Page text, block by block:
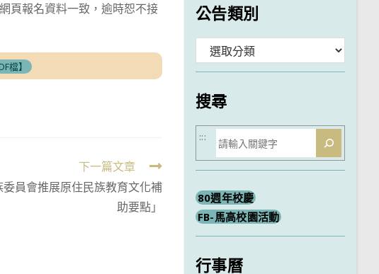
頁報名資料一致，逾時恕不接
檔】
下一篇文章
委員會推展原住民族教育文化補
助要點」
公告類別
類
搜尋
搜
尋
:::
80週年校慶
FB-馬高校園活動
行事曆